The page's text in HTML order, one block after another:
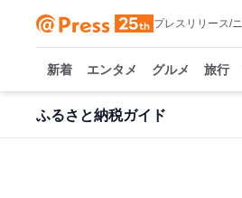
プレスリリース/
新着 エンタメ グルメ 旅行
ふるさと納税ガイド